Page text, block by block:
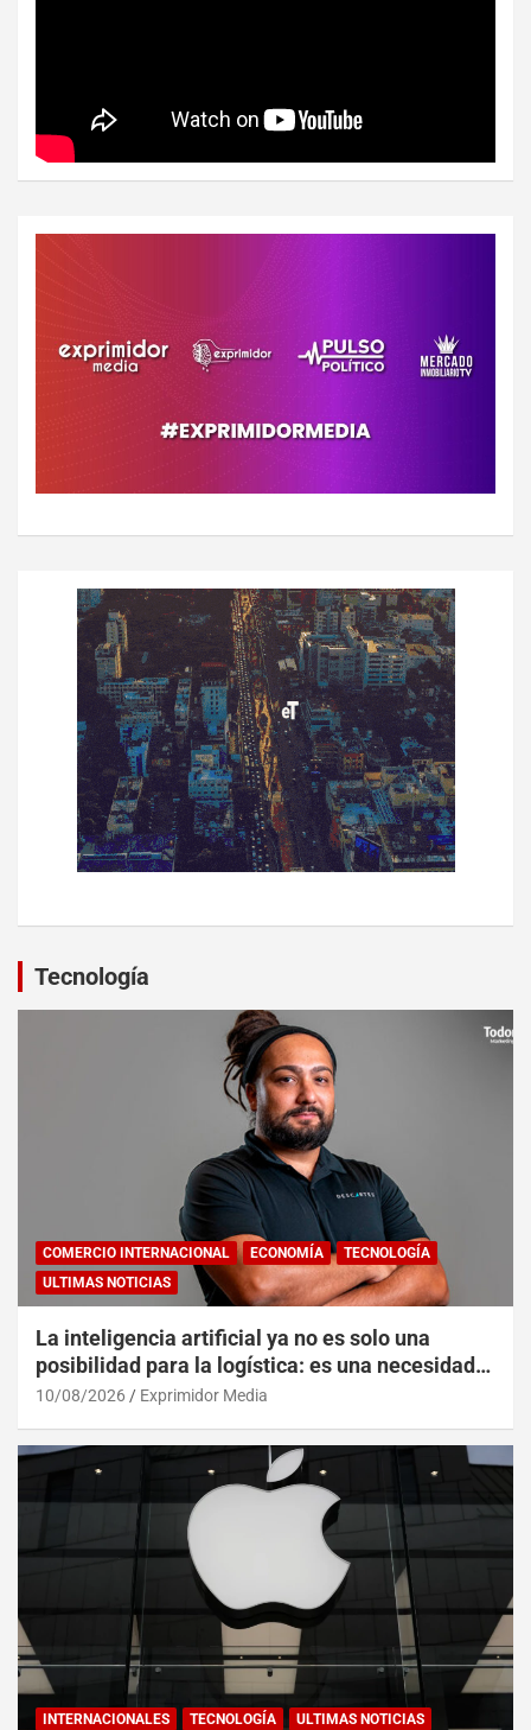
Tecnología
COMERCIO INTERNACIONAL ECONOMÍA
TECNOLOGÍA
ULTIMAS NOTICIAS
La inteligencia artificial ya no es solo una
posibilidad para la logística: es una necesidad
operativa
10/08/2026 Exprimidor Media
INTERNACIONALES TECNOLOGÍA ULTIMAS NOTICIAS